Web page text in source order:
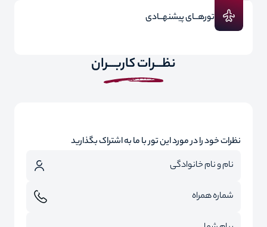
تورهــای پیشنهــادی
نظـــرات کاربـــران
نظرات خود را در مورد این تور با ما به اشتراک بگذارید